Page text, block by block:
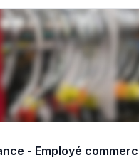
- Employé